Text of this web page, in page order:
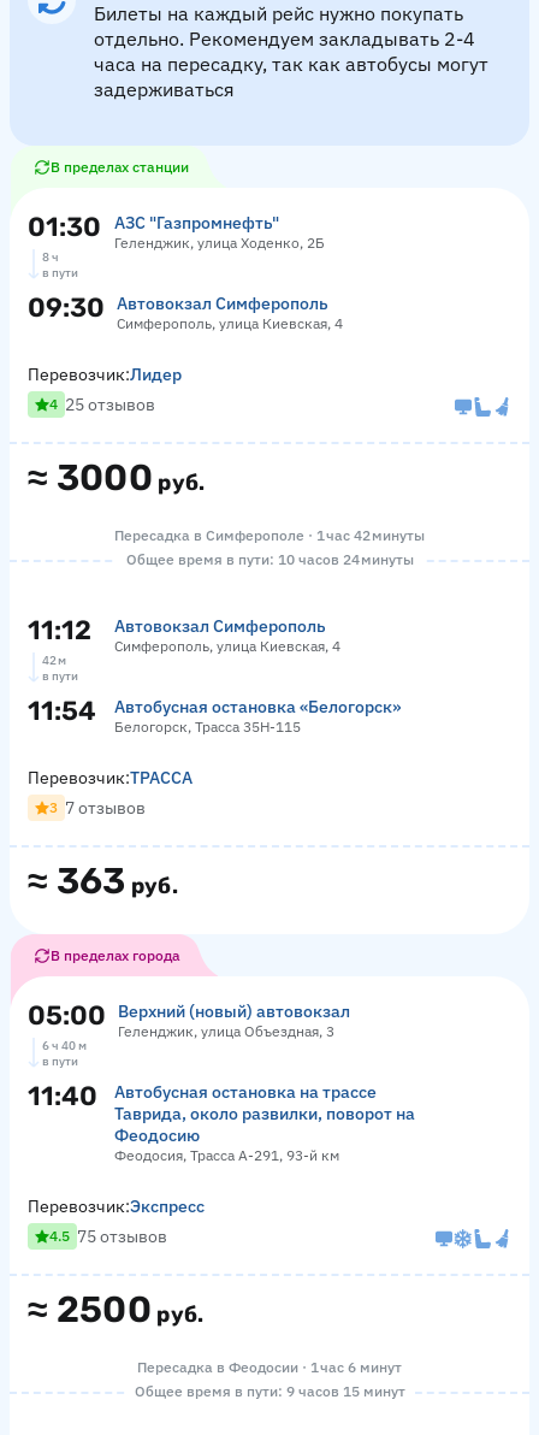
Билеты на каждый рейс нужно покупать
отдельно. Рекомендуем закладывать 2-4
часа на пересадку, так как автобусы могут
задерживаться
В пределах станции
01:30 АЗС "Газпромнефть"
Геленджик, улица Ходенко, 2Б
8 ч
в пути
09:30 Автовокзал Симферополь
Симферополь, улица Киевская, 4
≈ 3000 руб.
Перевозчик:Лидер
4 25 отзывов
Пересадка в Симферополе · 1 час 42 минуты
Общее время в пути: 10 часов 24 минуты
11:12 Автовокзал Симферополь
Симферополь, улица Киевская, 4
42 м
в пути
11:54 Автобусная остановка «Белогорск»
Белогорск, Трасса 35Н-115
≈ 363 руб.
Перевозчик:ТРАССА
3 7 отзывов
В пределах города
05:00 Верхний (новый) автовокзал
Геленджик, улица Объездная, 3
6 ч 40 м
в пути
11:40
Автобусная остановка на трассе
Таврида, около развилки, поворот на
Феодосию
Феодосия, Трасса А-291, 93-й км
≈ 2500 руб.
Перевозчик:Экспресс
4.5 75 отзывов
Пересадка в Феодосии · 1 час 6 минут
Общее время в пути: 9 часов 15 минут